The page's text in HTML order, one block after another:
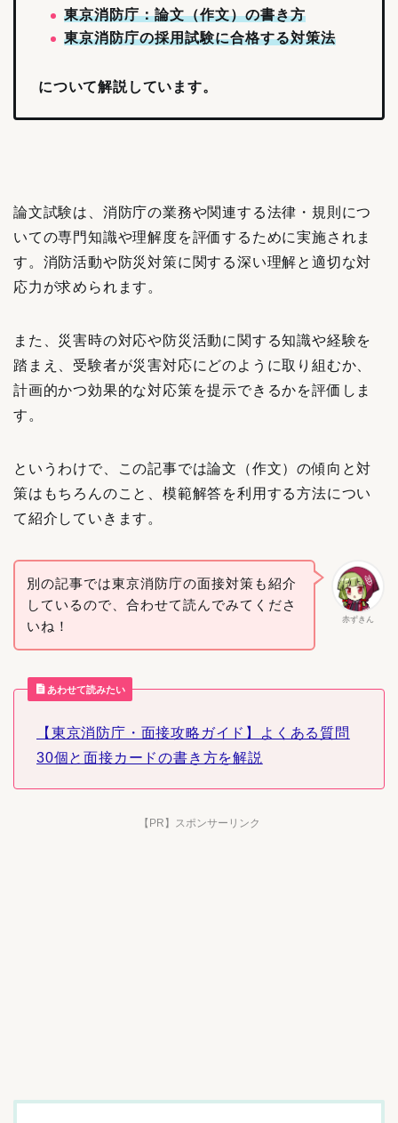
東京消防庁：論文（作文）の書き方
東京消防庁の採用試験に合格する対策法
について解説しています。
論文試験は、消防庁の業務や関連する法律・規則につ
いての専門知識や理解度を評価するために実施されま
す。消防活動や防災対策に関する深い理解と適切な対
応力が求められます。
また、災害時の対応や防災活動に関する知識や経験を
踏まえ、受験者が災害対応にどのように取り組むか、
計画的かつ効果的な対応策を提示できるかを評価しま
す。
というわけで、この記事では論文（作文）の傾向と対
策はもちろんのこと、模範解答を利用する方法につい
て紹介していきます。
赤ずきん
別の記事では東京消防庁の面接対策も紹介
しているので、合わせて読んでみてくださ
いね！
あわせて読みたい
【東京消防庁・面接攻略ガイド】よくある質問
30個と面接カードの書き方を解説
【PR】スポンサーリンク